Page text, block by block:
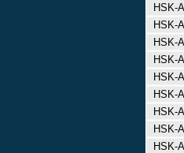
HSK-
HSK-
HSK-
HSK-
HSK-
HSK-
HSK-
HSK-
HSK-